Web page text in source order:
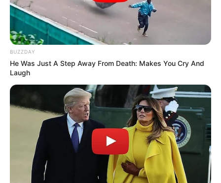
BUZZDAY
He Was Just A Step Away From Death: Makes You Cry And
Laugh